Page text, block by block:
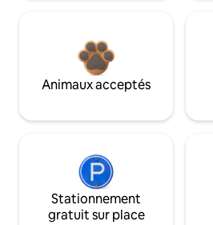
Animaux acceptés
Stationnement
gratuit sur place